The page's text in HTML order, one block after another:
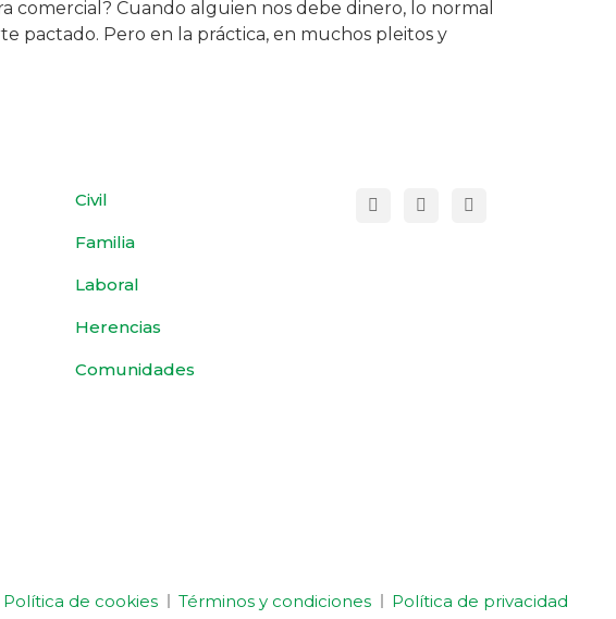
comercial? Cuando alguien nos debe dinero, lo normal
pactado. Pero en la práctica, en muchos pleitos y
Civil
Familia
Laboral
Herencias
Comunidades
Política de cookies Términos y condiciones Política de privacidad